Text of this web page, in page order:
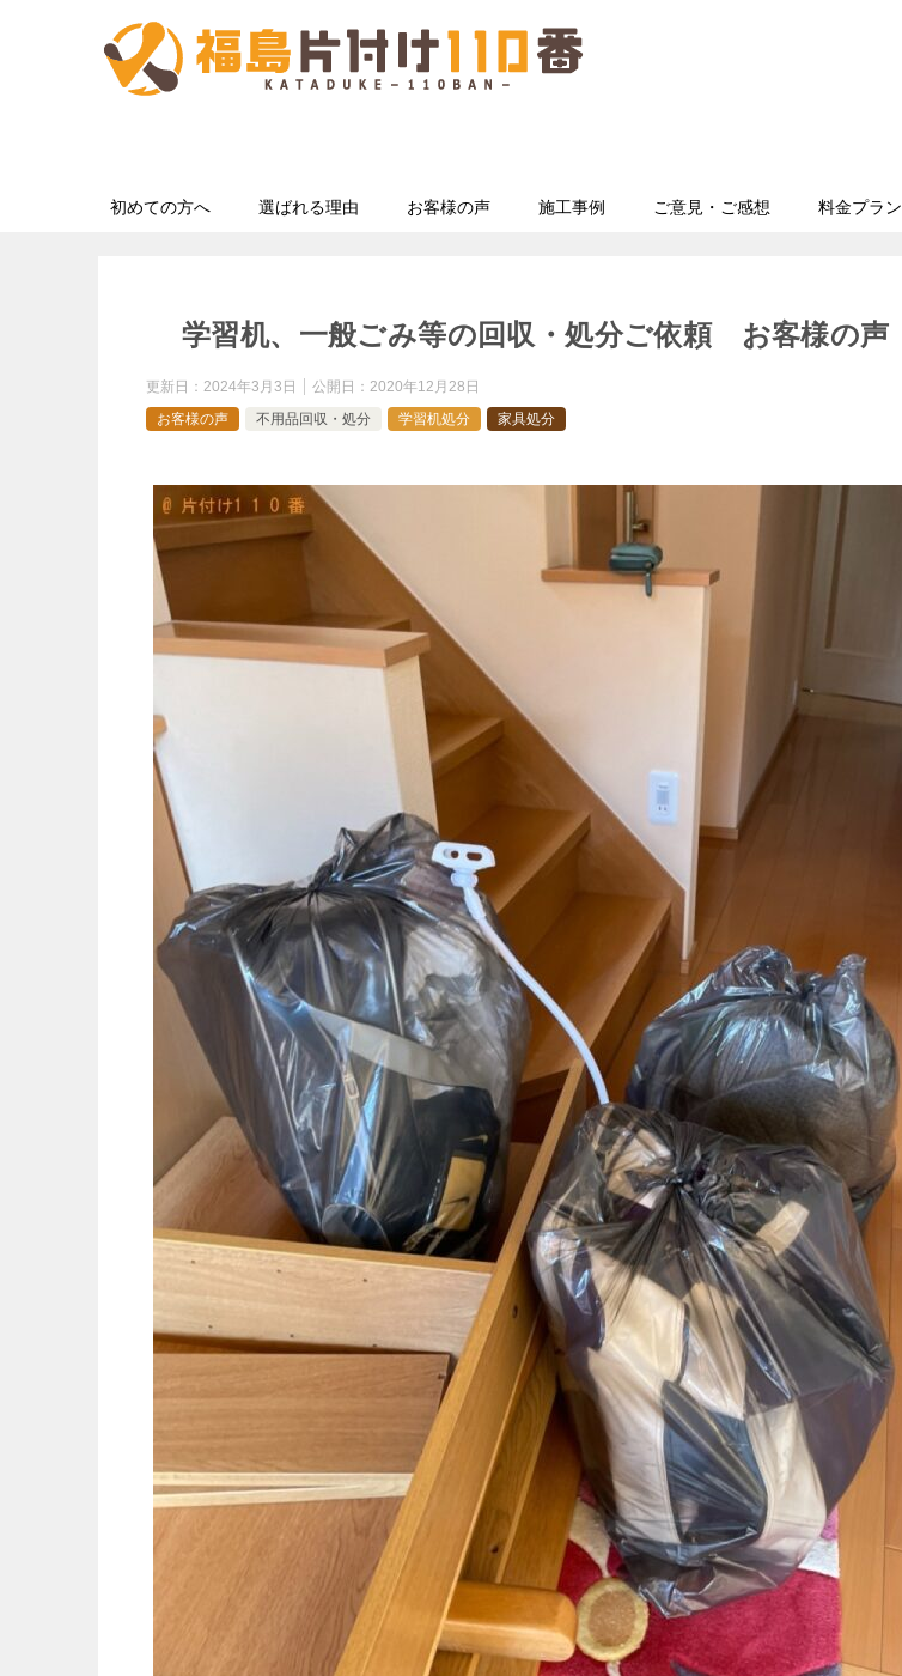
初めての方へ 選ばれる理由 お客様の声 施工事例 ご意見・ご感想 料金プラン
学習机、一般ごみ等の回収・処分ご依頼 お客様の声
更新日： 2024年3月3日 公開日： 2020年12月28日
お客様の声
不用品回収・処分 学習机処分 家具処分